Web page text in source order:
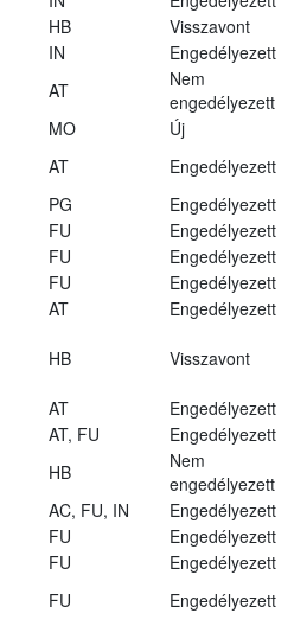
HB
Visszavont
IN
Engedélyezett
AT
Nem
engedélyezett
MO
Új
AT
Engedélyezett
PG
Engedélyezett
FU
Engedélyezett
FU
Engedélyezett
FU
Engedélyezett
AT Engedélyezett
HB Visszavont
AT
Engedélyezett
AT, FU
Engedélyezett
HB
Nem
engedélyezett
AC, FU, IN
Engedélyezett
FU
Engedélyezett
FU
Engedélyezett
FU Engedélyezett